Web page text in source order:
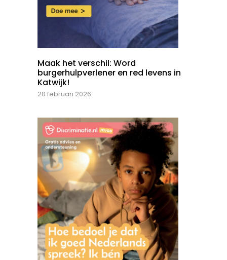
Maak het verschil: Word
burgerhulpverlener en red levens in
Katwijk!
20 februari 2026